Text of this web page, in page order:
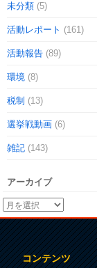
未分類 (5)
活動レポート (161)
活動報告 (89)
環境 (8)
税制 (13)
選挙戦動画 (6)
雑記 (143)
アーカイブ
コンテンツ